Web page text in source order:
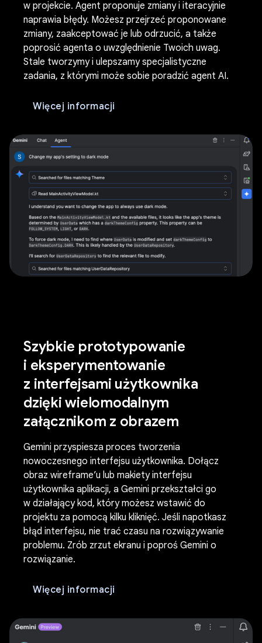
w projekcie. Agent proponuje zmiany i iteracyjnie
naprawia błędy. Możesz przejrzeć proponowane
zmiany, zaakceptować je lub odrzucić, a także
poprosić agenta o uwzględnienie Twoich uwag.
Stale tworzymy i ulepszamy specjalistyczne
zadania, z którymi może sobie poradzić agent AI.
Więcej informacji
Szybkie prototypowanie
i eksperymentowanie
z interfejsami użytkownika
dzięki wielomodalnym
załącznikom z obrazem
Gemini przyspiesza proces tworzenia
nowoczesnego interfejsu użytkownika. Dołącz
obraz wireframe’u lub makiety interfejsu
użytkownika aplikacji, a Gemini przekształci go
w działający kod, który możesz wstawić do
projektu za pomocą kilku kliknięć. Jeśli napotkasz
błąd interfejsu, nie trać czasu na rozwiązywanie
problemu. Zrób zrzut ekranu i poproś Gemini o
rozwiązanie.
Więcej informacji